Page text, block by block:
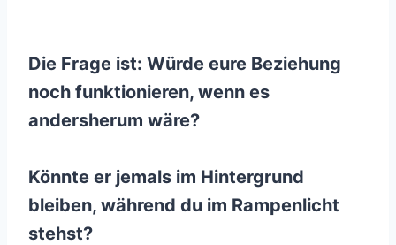
Die Frage ist: Würde eure Beziehung
noch funktionieren, wenn es
andersherum wäre?
Könnte er jemals im Hintergrund
bleiben, während du im Rampenlicht
stehst?